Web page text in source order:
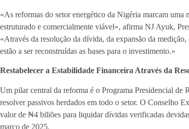
«As reformas do setor energético da Nigéria marcam uma
estruturado e comercialmente viável», afirma NJ Ayuk,
«Através da resolução da dívida, da expansão da
estão a ser reconstruídas as bases para o investimento.»
Restabelecer a Estabilidade Financeira Através da
Um pilar central da reforma é o Programa Presidencial de
resolver passivos herdados em todo o setor. O Conselho
valor de ₦4 biliões para liquidar dívidas verificadas
março de 2025.